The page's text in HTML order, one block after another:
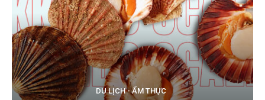
DU LỊCH - ẨM THỰC